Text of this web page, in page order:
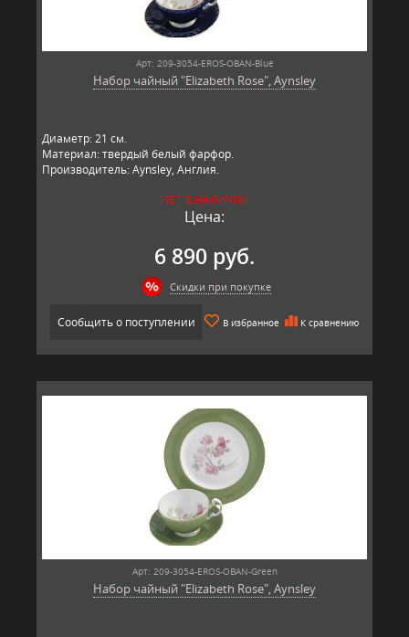
Арт: 209-3054-EROS-OBAN-Blue
Набор чайный "Elizabeth Rose", Aynsley
Диаметр: 21 см.
Материал: твердый белый фарфор.
Производитель: Aynsley, Англия.
НЕТ В НАЛИЧИИ
Цена:
6 890 руб.
Скидки при покупке
Сообщить о поступлении В избранное К сравнению
Арт: 209-3054-EROS-OBAN-Green
Набор чайный "Elizabeth Rose", Aynsley